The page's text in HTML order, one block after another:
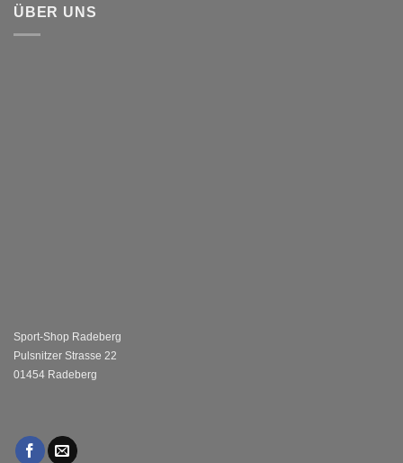
ÜBER UNS
Sport-Shop Radeberg
Pulsnitzer Strasse 22
01454 Radeberg